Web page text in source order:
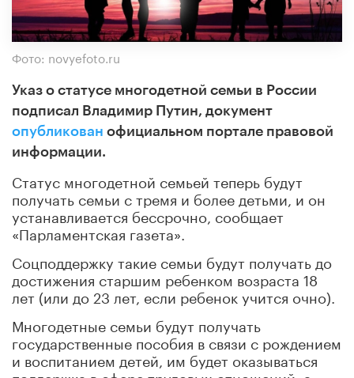
Фото: novyefoto.ru
Указ о статусе многодетной семьи в России
подписал Владимир Путин, документ
опубликован официальном портале правовой
информации.
Статус многодетной семьей теперь будут
получать семьи с тремя и более детьми, и он
устанавливается бессрочно, сообщает
«Парламентская газета».
Соцподдержку такие семьи будут получать до
достижения старшим ребенком возраста 18
лет (или до 23 лет, если ребенок учится очно).
Многодетные семьи будут получать
государственные пособия в связи с рождением
и воспитанием детей, им будет оказываться